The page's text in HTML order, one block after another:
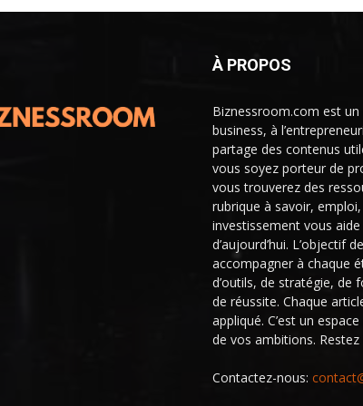
À PROPOS
Biznessroom.com est
business, à
partage des contenus
vous soyez porteur de
vous trouverez des
rubrique à savoir,
investissement vous
d’aujourd’hui. L’objectif
accompagner à chaque
d’outils, de stratégie,
de réussite. Chaque
appliqué. C’est un
de vos ambitions.
Contactez-nous: